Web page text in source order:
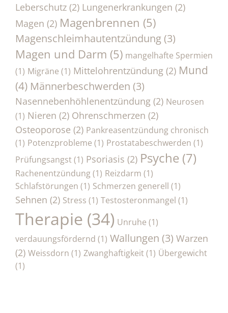
Leberschutz (2) Lungenerkrankungen (2)
Magen (2) Magenbrennen (5)
Magenschleimhautentzündung (3)
Magen und Darm (5) mangelhafte Spermien
(1) Migräne (1) Mittelohrentzündung (2) Mund
(4) Männerbeschwerden (3)
Nasennebenhöhlenentzündung (2) Neurosen
(1) Nieren (2) Ohrenschmerzen (2)
Osteoporose (2) Pankreasentzündung chronisch
(1) Potenzprobleme (1) Prostatabeschwerden (1)
Prüfungsangst(1) Psoriasis (2) Psyche (7)
Rachenentzündung(1) Reizdarm (1)
Schlafstörungen (1) Schmerzen generell (1)
Sehnen (2) Stress (1) Testosteronmangel (1)
Therapie (34) Unruhe (1)
verdauungsfördernd (1) Wallungen (3) Warzen
(2) Weissdorn (1) Zwanghaftigkeit(1) Übergewicht
(1)